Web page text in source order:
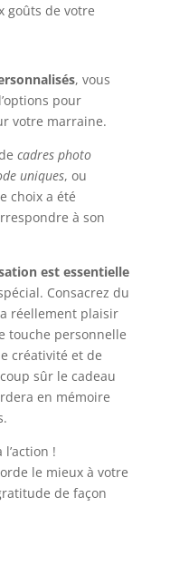
goûts de votre
, vous
pour
votre marraine.
cadres photo
uniques, ou
choix a été
à son
est essentielle
Consacrez du
réellement plaisir
touche personnelle
créativité et de
sûr le cadeau
en mémoire
!
le mieux à votre
de façon